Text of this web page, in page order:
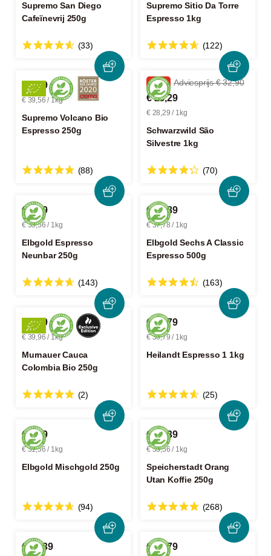
Supremo San Diego
Cafeïnevrij 250g
(33)
Supremo Sitio Da Torre
Espresso 1kg
(122)
€ 9,89
€ 39,56 / 1kg
Supremo Volcano Bio
Espresso 250g
(88)
-14% Adviesprijs € 32,90
€ 28,29
€ 28,29 / 1kg
Schwarzwild São
Silvestre 1kg
(70)
€ 8,89
€ 35,56 / 1kg
Elbgold Espresso
Neunbar 250g
(143)
€ 18,89
€ 37,78 / 1kg
Elbgold Sechs A Classic
Espresso 500g
(163)
€ 9,99
€ 39,96 / 1kg
Murnauer Cauca
Colombia Bio 250g
(2)
€ 36,79
€ 36,79 / 1kg
Heilandt Espresso 1 1kg
(25)
€ 7,89
€ 31,56 / 1kg
Elbgold Mischgold 250g
(94)
€ 13,39
€ 53,56 / 1kg
Speicherstadt Orang
Utan Koffie 250g
(268)
€ 26,39 € 41,79